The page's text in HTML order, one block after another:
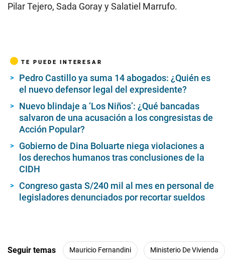
Pilar Tejero, Sada Goray y Salatiel Marrufo.
TE PUEDE INTERESAR
Pedro Castillo ya suma 14 abogados: ¿Quién es
el nuevo defensor legal del expresidente?
Nuevo blindaje a ‘Los Niños’: ¿Qué bancadas
salvaron de una acusación a los congresistas de
Acción Popular?
Gobierno de Dina Boluarte niega violaciones a
los derechos humanos tras conclusiones de la
CIDH
Congreso gasta S/240 mil al mes en personal de
legisladores denunciados por recortar sueldos
Seguir temas Mauricio Fernandini Ministerio De Vivienda